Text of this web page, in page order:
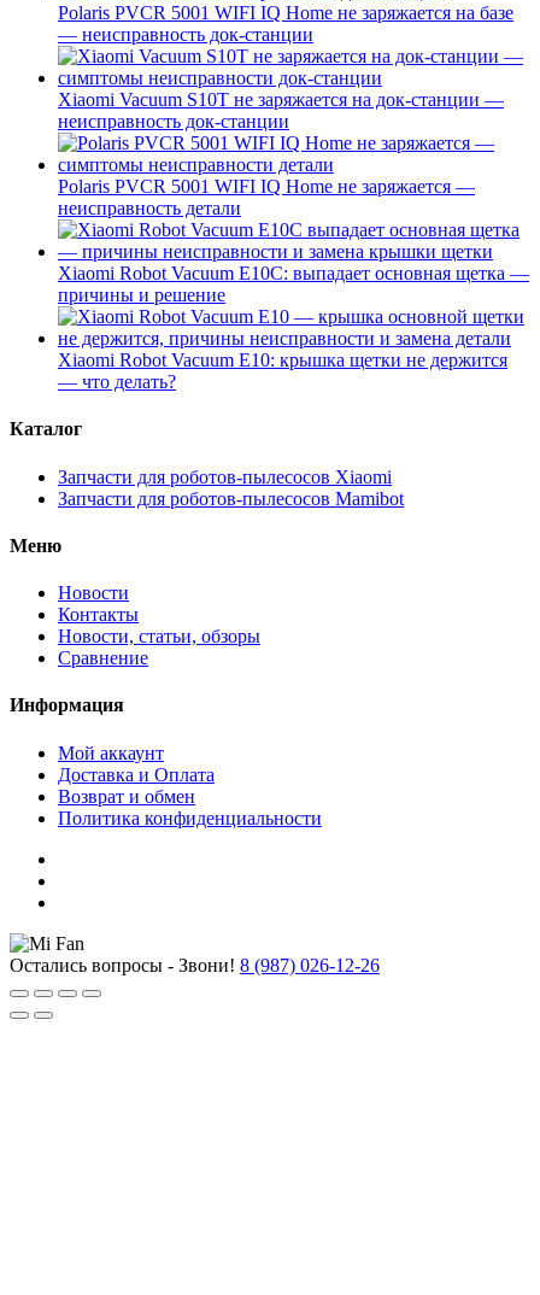
Polaris PVCR 5001 WIFI IQ Home не заряжается на базе
— неисправность док-станции
Xiaomi Vacuum S10T не заряжается на док-станции —
неисправность док-станции
Polaris PVCR 5001 WIFI IQ Home не заряжается —
неисправность детали
Xiaomi Robot Vacuum E10C: выпадает основная щетка —
причины и решение
Xiaomi Robot Vacuum E10: крышка щетки не держится
— что делать?
Каталог
Запчасти для роботов-пылесосов Xiaomi
Запчасти для роботов-пылесосов Mamibot
Меню
Новости
Контакты
Новости, статьи, обзоры
Сравнение
Информация
Мой аккаунт
Доставка и Оплата
Возврат и обмен
Политика конфиденциальности
Остались вопросы - Звони! 8 (987) 026-12-26